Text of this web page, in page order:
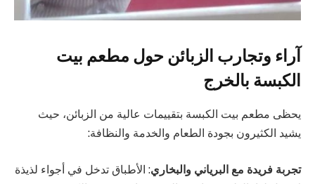
آراء وتجارب الزبائن حول مطعم بيت
الكبسة بالخرج
يحظى مطعم بيت الكبسة بتقييمات عالية من الزبائن، حيث
يشيد الكثيرون بجودة الطعام والخدمة والنظافة:
تجربة فريدة مع البرياني والبخاري: الأطباق تدخل في أجواء لذيذة